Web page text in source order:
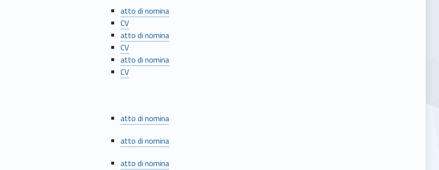
atto di nomina
CV
atto di nomina
CV
atto di nomina
CV
atto di nomina
atto di nomina
atto di nomina